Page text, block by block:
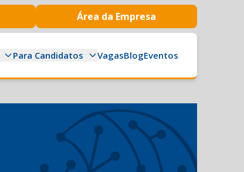
Área da Empresa
Para Candidatos VagasBlogEventos